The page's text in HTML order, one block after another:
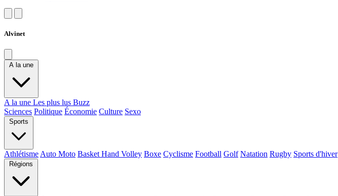
Alvinet
A la une
A la une Les plus lus Buzz
Sciences Politique Économie Culture Sexo
Sports
Athlétisme Auto Moto Basket Hand Volley Boxe Cyclisme Football Golf Natation Rugby Sports d'hiver
Régions